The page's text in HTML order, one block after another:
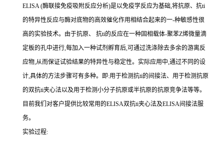
ELISA (酶联接免疫吸附反应分析)是以免疫学反应为基础,将抗原、 抗ti
的特异性反应与酶对底物的高效催化作用相结合起来的一-种敏感性很
高的实验技术。由于抗原、 抗ti的反应在一种固相载体-聚苯Z烯微量滴
定板的孔中进行,每加入一种试剂孵育后,可通过洗涤除去多余的游离反
应物,从而保证试验结果的特异性与稳定性。实际应用中,通过不同的设
计,具体的方法步骤可有多种。即:用于检测抗ti的间接法、用于检测抗原
的双抗ti夹心法以及用于检测小分子抗原或半抗原的抗原竞争法等等。
目前我们对客户提供比较常用的ELISA双抗ti夹心法及ELISA间接法服
务。
实验过程: